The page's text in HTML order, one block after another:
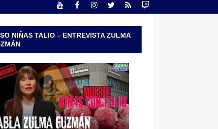
NIÑAS TALIO – ENTREVISTA ZULMA